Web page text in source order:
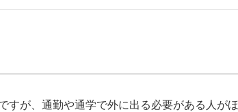
すが、通勤や通学で外に出る必要がある人がほ